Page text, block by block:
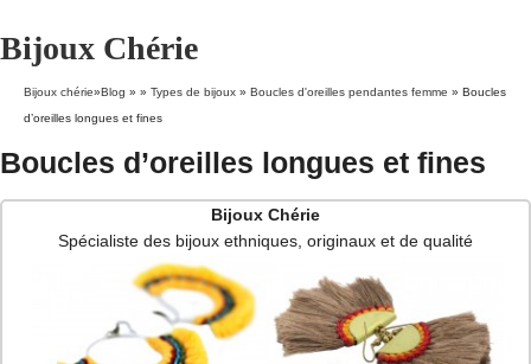
Bijoux Chérie
Bijoux chérie»Blog » » Types de bijoux » Boucles d'oreilles pendantes femme » Boucles
d’oreilles longues et fines
Boucles d’oreilles longues et fines
Bijoux Chérie
Spécialiste des bijoux ethniques, originaux et de qualité